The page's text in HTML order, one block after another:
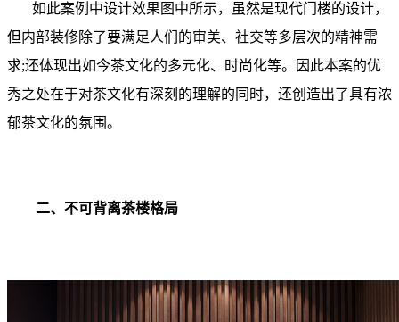
如此案例中设计效果图中所示，虽然是现代门楼的设计，
但内部装修除了要满足人们的审美、社交等多层次的精神需
求;还体现出如今茶文化的多元化、时尚化等。因此本案的优
秀之处在于对茶文化有深刻的理解的同时，还创造出了具有浓
郁茶文化的氛围。
二、不可背离茶楼格局